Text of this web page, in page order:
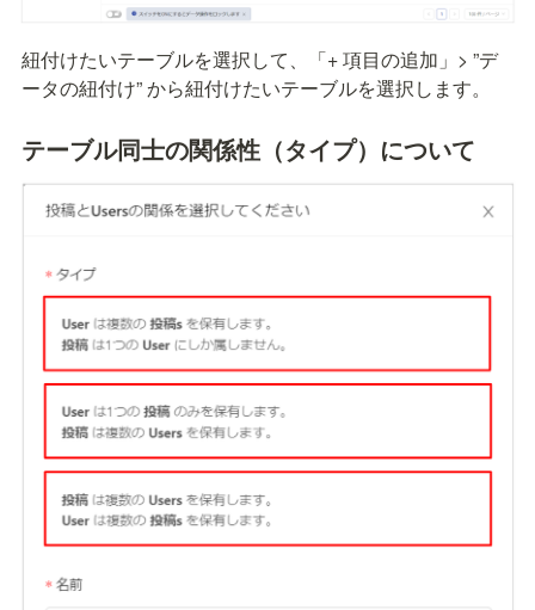
紐付けたいテーブルを選択して、「+ 項目の追加」> ”デ
ータの紐付け” から紐付けたいテーブルを選択します。
テーブル同士の関係性（タイプ）について